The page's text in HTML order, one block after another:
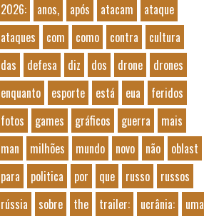
2026: anos, após atacam
ataque
ataques
com como contra
cultura
das
defesa diz dos drone
drones
enquanto
esporte está eua
feridos
fotos
games gráficos guerra
mais
man
milhões mundo novo não
oblast
para
politica por que russo
russos
rússia
sobre the trailer: ucrânia:
uma